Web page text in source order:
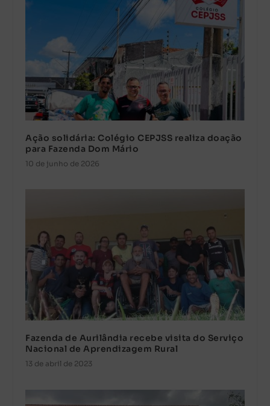
Ação solidária: Colégio CEPJSS realiza doação
para Fazenda Dom Mário
10 de junho de 2026
Fazenda de Aurilândia recebe visita do Serviço
Nacional de Aprendizagem Rural
13 de abril de 2023